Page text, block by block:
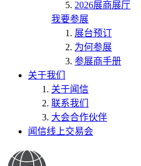
2026展商展厅
我要参展
展台预订
为何参展
参展商手册
关于我们
关于闻信
联系我们
大会合作伙伴
闻信线上交易会